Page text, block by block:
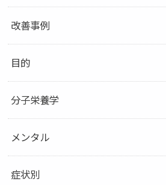
改善事例
目的
分子栄養学
メンタル
症状別